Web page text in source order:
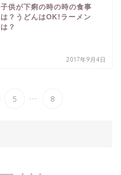
子供が下痢の時の時の食事
は？うどんはOK!ラーメン
は？
2017年9月4日
5 ... 8